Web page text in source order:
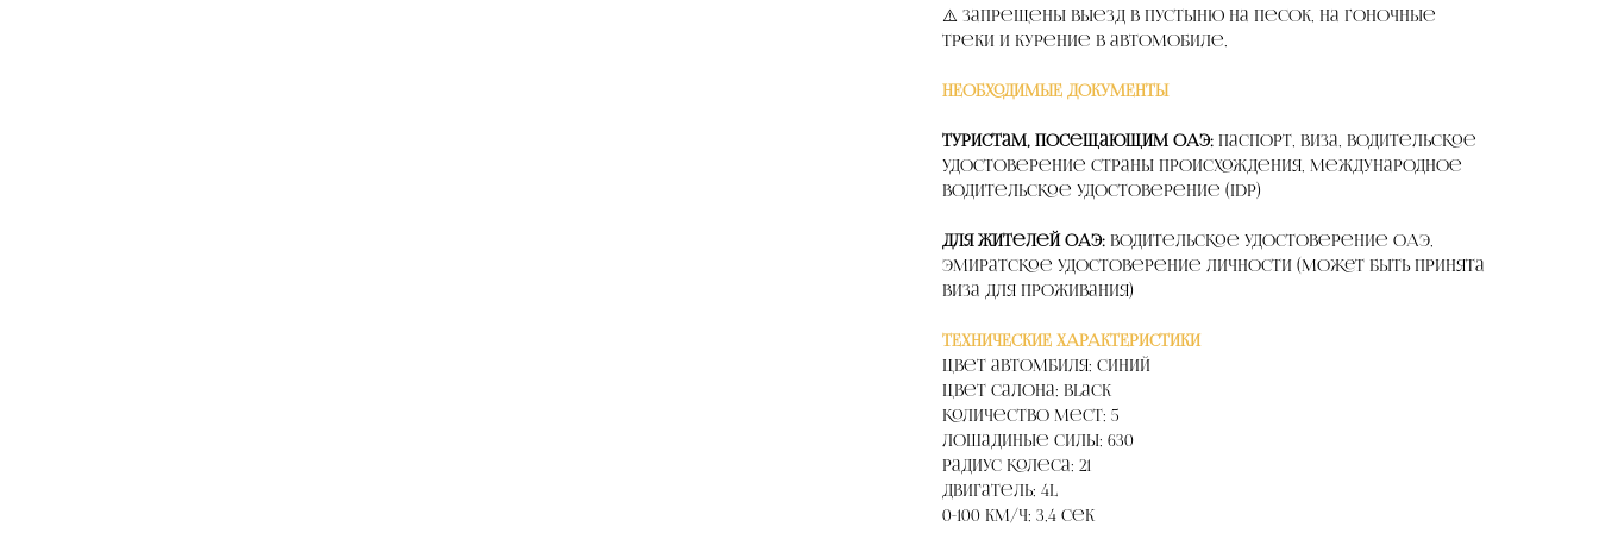
⚠️ Запрещены выезд в пустыню на песок, на гоночные
треки и курение в автомобиле.
НЕОБХОДИМЫЕ ДОКУМЕНТЫ
Туристам, посещающим ОАЭ: Паспорт, Виза, Водительское
удостоверение страны происхождения, Международное
водительское удостоверение (IDP)
Для жителей ОАЭ: Водительское удостоверение ОАЭ,
Эмиратское удостоверение личности (может быть принята
виза для проживания)
ТЕХНИЧЕСКИЕ ХАРАКТЕРИСТИКИ
Цвет автомбиля: Синий
Цвет салона: Black
Количество мест: 5
Лошадиные силы: 630
Радиус колеса: 21
Двигатель: 4L
0-100 км/ч: 3,4 сек